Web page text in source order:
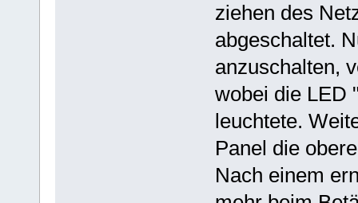
ziehen des
abgeschaltet.
anzuschalten,
wobei die LED
leuchtete.
Panel die
Nach einem